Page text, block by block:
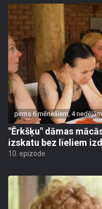
pirms 6 mēnešiem, 4 nedēļām
"Ērkšķu" dāmas
izskatu bez lieliem
10. epizode